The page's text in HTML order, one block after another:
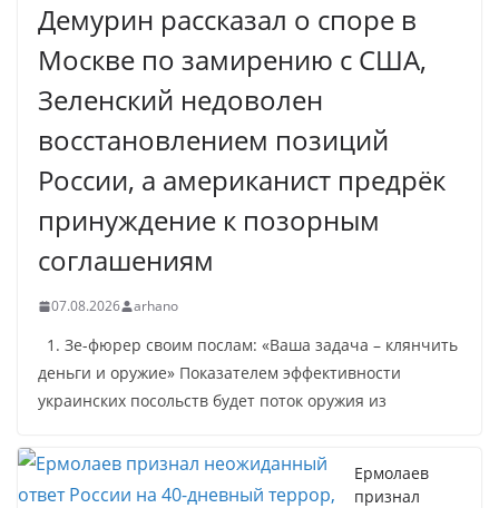
Демурин рассказал о споре в
Москве по замирению с США,
Зеленский недоволен
восстановлением позиций
России, а американист предрёк
принуждение к позорным
соглашениям
07.08.2026 arhano
1. Зе-фюрер своим послам: «Ваша задача – клянчить
деньги и оружие» Показателем эффективности
украинских посольств будет поток оружия из
Ермолаев
признал